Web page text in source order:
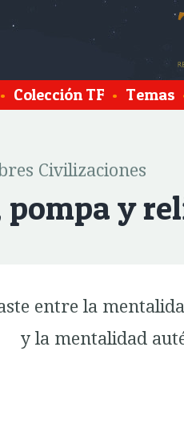
• Colección TF • Temas
Civilizaciones
y
entre la
y la mentalidad